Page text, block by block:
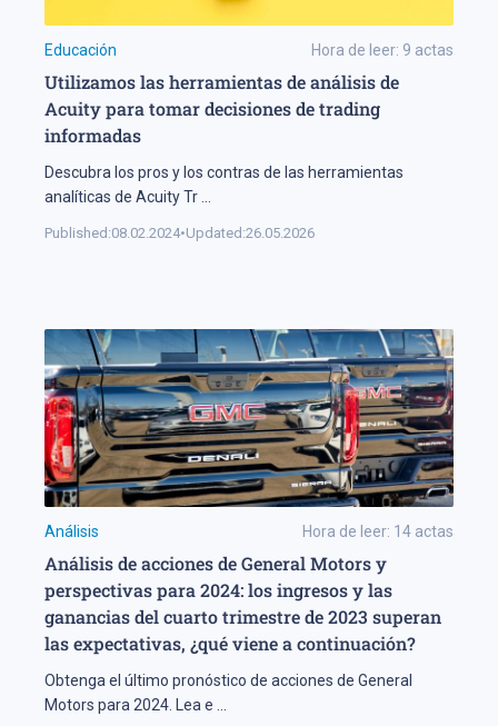
Educación Hora de leer: 9 actas
Utilizamos las herramientas de análisis de
Acuity para tomar decisiones de trading
informadas
Descubra los pros y los contras de las herramientas
analíticas de Acuity Tr
Published:08.02.2024•Updated:26.05.2026
Análisis Hora de leer: 14 actas
Análisis de acciones de General Motors y
perspectivas para 2024: los ingresos y las
ganancias del cuarto trimestre de 2023 superan
las expectativas, ¿qué viene a continuación?
Obtenga el último pronóstico de acciones de General
Motors para 2024. Lea e